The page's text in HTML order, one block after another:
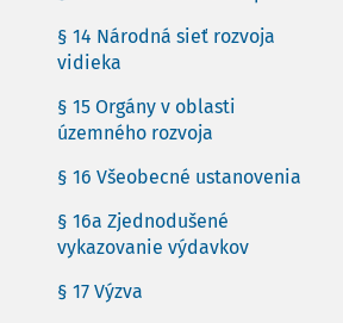
§ 14 Národná sieť rozvoja
vidieka
§ 15 Orgány v oblasti
územného rozvoja
§ 16 Všeobecné ustanovenia
§ 16a Zjednodušené
vykazovanie výdavkov
§ 17 Výzva